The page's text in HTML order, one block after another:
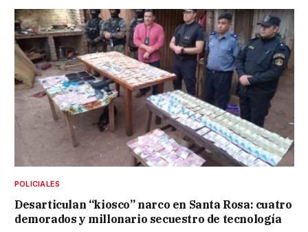
POLICIALES
Desarticulan “kiosco” narco en Santa Rosa: cuatro
demorados y millonario secuestro de tecnología